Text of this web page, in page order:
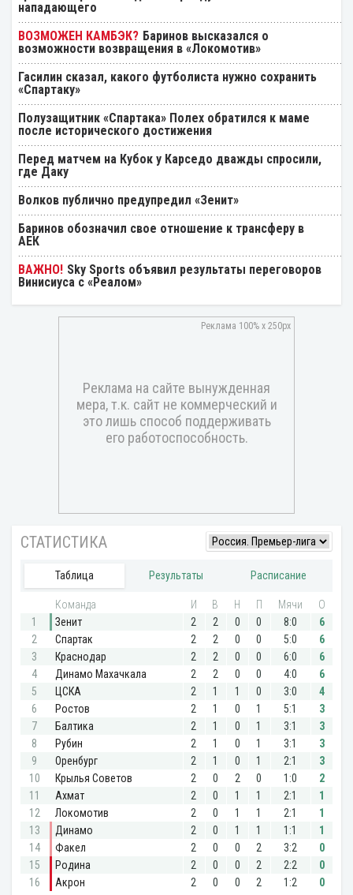
нападающего
Баринов высказался о
возможности возвращения в «Локомотив»
Гасилин сказал, какого футболиста нужно сохранить
«Спартаку»
Полузащитник «Спартака» Полех обратился к маме
после исторического достижения
Перед матчем на Кубок у Карседо дважды спросили,
где Даку
Волков публично предупредил «Зенит»
Баринов обозначил свое отношение к трансферу в
АЕК
Sky Sports объявил результаты переговоров
Винисиуса с «Реалом»